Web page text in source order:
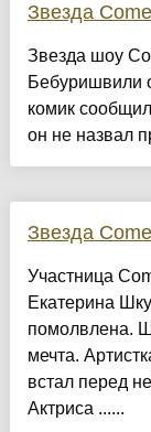
Звезда
Звезда шоу
Бебуришвили
комик
он не назвал
Звезда
Участница
Екатерина
помолвлена.
мечта.
встал перед
Актриса ......